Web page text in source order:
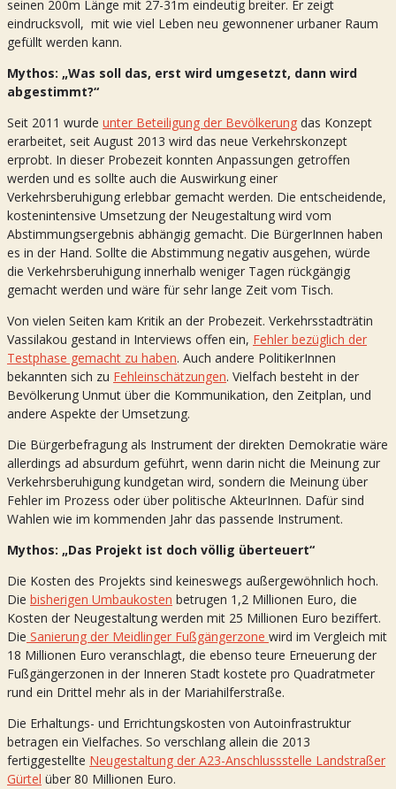
seinen 200m Länge mit 27-31m eindeutig breiter. Er zeigt
eindrucksvoll, mit wie viel Leben neu gewonnener urbaner Raum
gefüllt werden kann.
Mythos: „Was soll das, erst wird umgesetzt, dann wird
abgestimmt?“
Seit 2011 wurde unter Beteiligung der Bevölkerung das Konzept
erarbeitet, seit August 2013 wird das neue Verkehrskonzept
erprobt. In dieser Probezeit konnten Anpassungen getroffen
werden und es sollte auch die Auswirkung einer
Verkehrsberuhigung erlebbar gemacht werden. Die entscheidende,
kostenintensive Umsetzung der Neugestaltung wird vom
Abstimmungsergebnis abhängig gemacht. Die BürgerInnen haben
es in der Hand. Sollte die Abstimmung negativ ausgehen, würde
die Verkehrsberuhigung innerhalb weniger Tagen rückgängig
gemacht werden und wäre für sehr lange Zeit vom Tisch.
Von vielen Seiten kam Kritik an der Probezeit. Verkehrsstadträtin
Vassilakou gestand in Interviews offen ein, Fehler bezüglich der
Testphase gemacht zu haben. Auch andere PolitikerInnen
bekannten sich zu Fehleinschätzungen. Vielfach besteht in der
Bevölkerung Unmut über die Kommunikation, den Zeitplan, und
andere Aspekte der Umsetzung.
Die Bürgerbefragung als Instrument der direkten Demokratie wäre
allerdings ad absurdum geführt, wenn darin nicht die Meinung zur
Verkehrsberuhigung kundgetan wird, sondern die Meinung über
Fehler im Prozess oder über politische AkteurInnen. Dafür sind
Wahlen wie im kommenden Jahr das passende Instrument.
Mythos: „Das Projekt ist doch völlig überteuert“
Die Kosten des Projekts sind keineswegs außergewöhnlich hoch.
Die bisherigen Umbaukosten betrugen 1,2 Millionen Euro, die
Kosten der Neugestaltung werden mit 25 Millionen Euro beziffert.
Die Sanierung der Meidlinger Fußgängerzone wird im Vergleich mit
18 Millionen Euro veranschlagt, die ebenso teure Erneuerung der
Fußgängerzonen in der Inneren Stadt kostete pro Quadratmeter
rund ein Drittel mehr als in der Mariahilferstraße.
Die Erhaltungs- und Errichtungskosten von Autoinfrastruktur
betragen ein Vielfaches. So verschlang allein die 2013
fertiggestellte Neugestaltung der A23-Anschlussstelle Landstraßer
Gürtel über 80 Millionen Euro.